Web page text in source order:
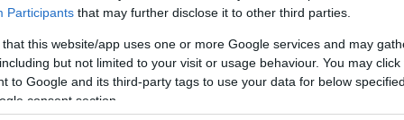
Participants that may further disclose it to other third parties.
that this website/app uses one or more Google services and may
but not limited to your visit or usage behaviour. You may
to Google and its third-party tags to use your data for below
consent section.
marcará los plazos de recuperación, pero
dique seco.
del partido con molestias. El club ha informado
de la pierna derecha, por lo que se perderá la
embargo, podrá estar en el regreso liguero, tras